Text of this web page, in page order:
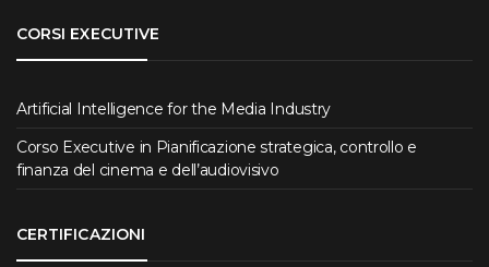
CORSI EXECUTIVE
Artificial Intelligence for the Media Industry
Corso Executive in Pianificazione strategica, controllo e
finanza del cinema e dell’audiovisivo
CERTIFICAZIONI